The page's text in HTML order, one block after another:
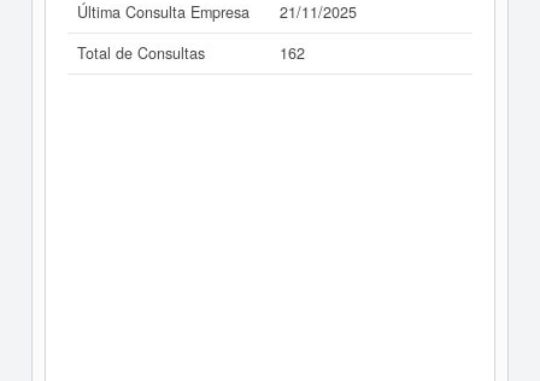
Última Consulta Empresa
21/11/2025
Total de Consultas
162